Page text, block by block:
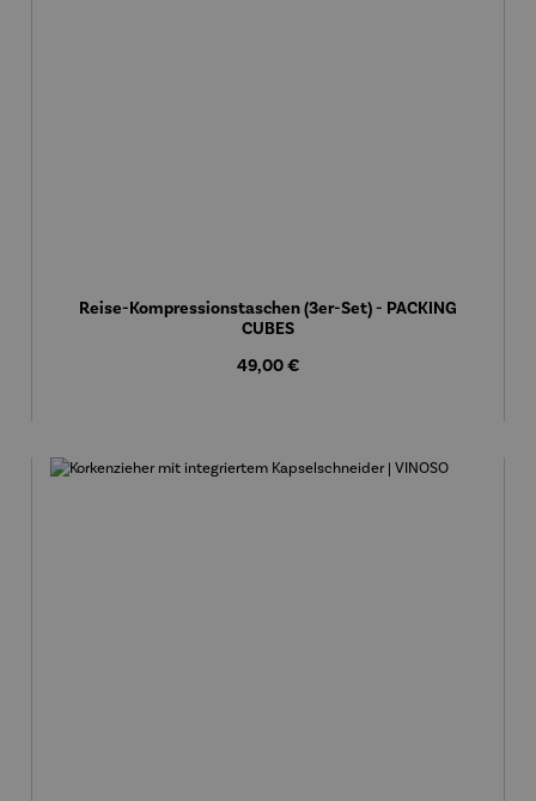
Reise-Kompressionstaschen (3er-Set) - PACKING
CUBES
Regulärer Preis:
49,00 €